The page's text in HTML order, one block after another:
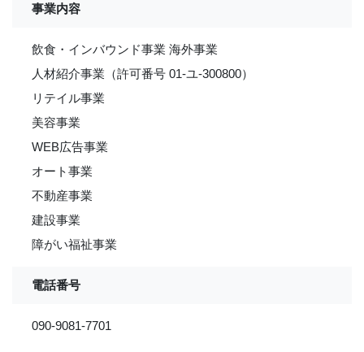
事業内容
飲食・インバウンド事業 海外事業
人材紹介事業（許可番号 01-ユ-300800）
リテイル事業
美容事業
WEB広告事業
オート事業
不動産事業
建設事業
障がい福祉事業
電話番号
090-9081-7701